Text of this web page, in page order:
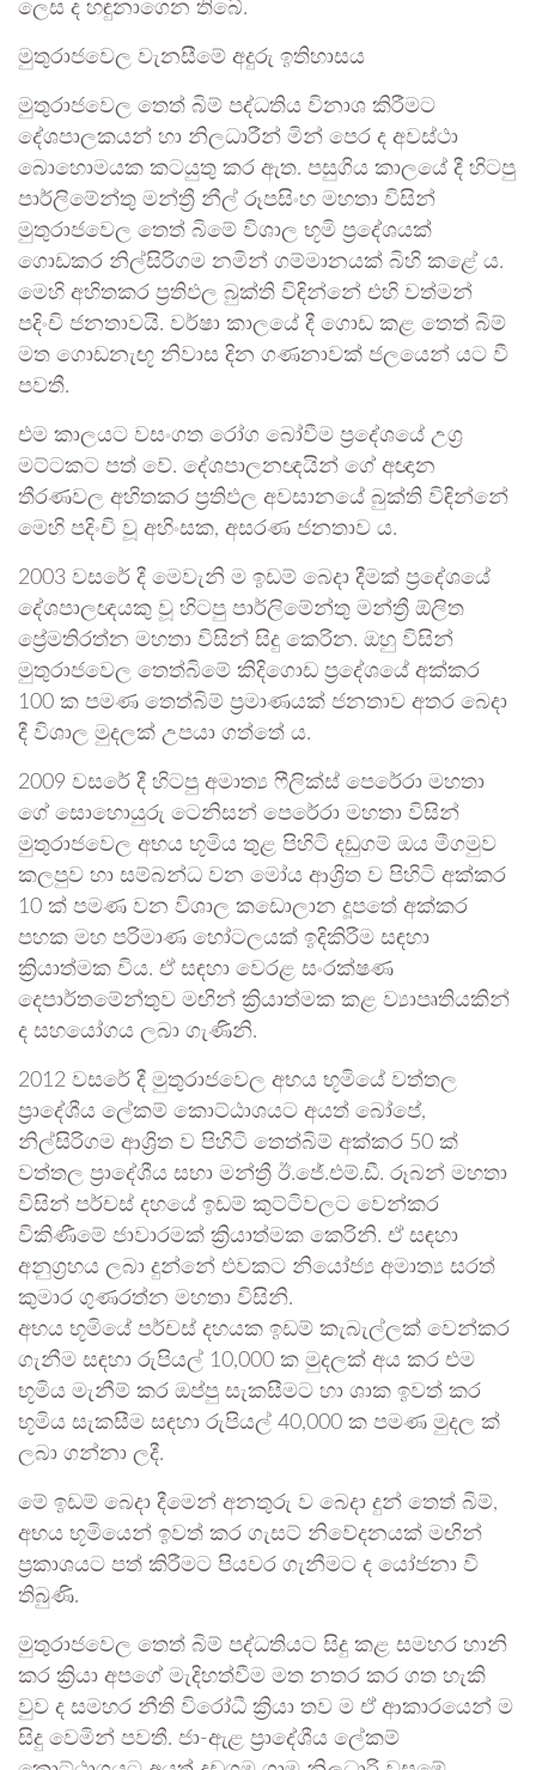
ලෙස ද හඳුනාගෙන තිබේ.
මුතුරාජවෙල වැනසීමේ අදුරු ඉතිහාසය
මුතුරාජවෙල තෙත් බිම් පද්ධතිය විනාශ කිරීමට
දේශපාලකයන් හා නිලධාරීන් මින් පෙර ද අවස්ථා
බොහොමයක කටයුතු කර ඇත. පසුගිය කාලයේ දී හිටපු
පාර්ලිමේන්තු මන්ත්‍රී නීල් රූපසිංහ මහතා විසින්
මුතුරාජවෙල තෙත් බිමේ විශාල භූමි ප්‍රදේශයක්
ගොඩකර නිල්සිරිගම නමින් ගම්මානයක් බිහි කළේ ය.
මෙහි අහිතකර ප්‍රතිඵල බුක්ති විඳින්නේ එහි වත්මන්
පදිංචි ජනතාවයි. වර්ෂා කාලයේ දී ගොඩ කළ තෙත් බිම්
මත ගොඩනැඟූ නිවාස දින ගණනාවක් ජලයෙන් යට වී
පවතී.
එම කාලයට වසංගත රෝග බෝවීම ප්‍රදේශයේ උග්‍ර
මට්ටකට පත් වේ. දේශපාලනඥයින් ගේ අඥාන
තීරණවල අහිතකර ප්‍රතිඵල අවසානයේ බුක්ති විඳින්නේ
මෙහි පදිංචි වූ අහිංසක, අසරණ ජනතාව ය.
2003 වසරේ දී මෙවැනි ම ඉඩම් බෙදා දීමක් ප්‍රදේශයේ
දේශපාලඥයකු වූ හිටපු පාර්ලිමේන්තු මන්ත්‍රී ඕලිත
ප්‍රේමතිරත්න මහතා විසින් සිදු කෙරින. ඔහු විසින්
මුතුරාජවෙල තෙත්බිමේ කිදිගොඩ ප්‍රදේශයේ අක්කර
100 ක පමණ තෙත්බිම් ප්‍රමාණයක් ජනතාව අතර බෙදා
දී විශාල මුදලක් උපයා ගත්තේ ය.
2009 වසරේ දී හිටපු අමාත්‍ය ෆීලික්ස් පෙරේරා මහතා
ගේ සොහොයුරු ටෙනිසන් පෙරේරා මහතා විසින්
මුතුරාජවෙල අභය භූමිය තුළ පිහිටි දඩුගම් ඔය මීගමුව
කලපුව හා සම්බන්ධ වන මෝය ආශ්‍රිත ව පිහිටි අක්කර
10 ක් පමණ වන විශාල කඩොලාන දූපතේ අක්කර
පහක මහ පරිමාණ හෝටලයක් ඉදිකිරීම සඳහා
ක්‍රියාත්මක විය. ඒ සඳහා වෙරළ සංරක්ෂණ
දෙපාර්තමේන්තුව මඟින් ක්‍රියාත්මක කළ ව්‍යාපෘතියකින්
ද සහයෝගය ලබා ගැණිනි.
2012 වසරේ දී මුතුරාජවෙල අභය භූමියේ වත්තල
ප්‍රාදේශීය ලේකම් කොට්ඨාශයට අයත් බෝපේ,
නිල්සිරිගම ආශ්‍රිත ව පිහිටි තෙත්බිම් අක්කර 50 ක්
වත්තල ප්‍රාදේශීය සභා මන්ත්‍රී ඊ.ජේ.එම්.ඩී. රූබන් මහතා
විසින් පර්චස් දහයේ ඉඩම් කුට්ටිවලට වෙන්කර
විකිණීමේ ජාවාරමක් ක්‍රියාත්මක කෙරිනි. ඒ සඳහා
අනුග්‍රහය ලබා දුන්නේ එවකට නියෝජ්‍ය අමාත්‍ය සරත්
කුමාර ගුණරත්න මහතා විසිනි.
අභය භූමියේ පර්චස් දහයක ඉඩම් කැබැල්ලක් වෙන්කර
ගැනීම සඳහා රුපියල් 10,000 ක මුදලක් අය කර එම
භූමිය මැනීම් කර ඔප්පු සැකසීමට හා ශාක ඉවත් කර
භූමිය සැකසීම සඳහා රුපියල් 40,000 ක පමණ මුදල ක්
ලබා ගන්නා ලදී.
මේ ඉඩම් බෙදා දීමෙන් අනතුරු ව බෙදා දුන් තෙත් බිම්,
අභය භූමියෙන් ඉවත් කර ගැසට් නිවේදනයක් මඟින්
ප්‍රකාශයට පත් කිරීමට පියවර ගැනීමට ද යෝජනා වී
තිබුණි.
මුතුරාජවෙල තෙත් බිම් පද්ධතියට සිදු කළ සමහර හානි
කර ක්‍රියා අපගේ මැදිහත්වීම මත නතර කර ගත හැකි
වුව ද සමහර නීති විරෝධී ක්‍රියා තව ම ඒ ආකාරයෙන් ම
සිදු වෙමින් පවතී. ජා-ඇළ ප්‍රාදේශීය ලේකම්